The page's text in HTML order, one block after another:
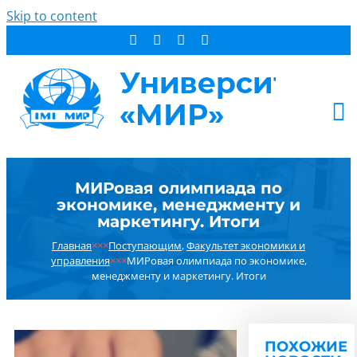
Skip to content
ДОПОБРАЗОВАНИЕ
ОБ УНИВЕРСИТЕТЕ
НОВОСТИ
РЕЗУЛЬТАТ ПОИСКА:
МИРовая олимпиада по
экономике, менеджменту и
маркетингу. Итоги
Главная×××Поступающим,Факультет экономики и
управления×××МИРовая олимпиада по экономике,
менеджменту и маркетингу. Итоги
ПОХОЖИЕ